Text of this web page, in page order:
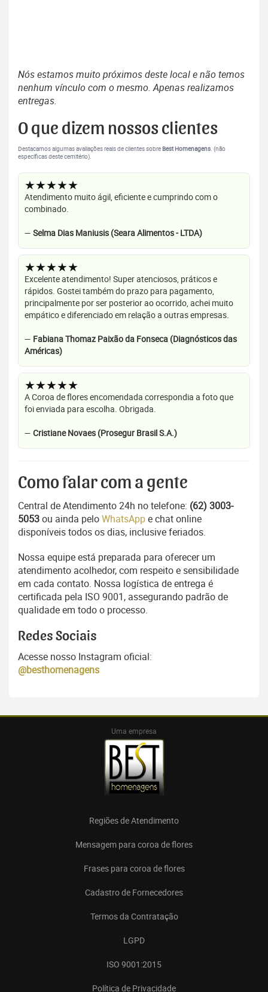
Nós estamos muito próximos deste local e não temos
nenhum vínculo com o mesmo. Apenas realizamos
entregas.
O que dizem nossos clientes
Destacamos algumas avaliações reais de clientes sobreBest Homenagens. (não
específicas deste cemitério).
★★★★★
Atendimento muito ágil, eficiente e cumprindo com o
combinado.
— Selma Dias Maniusis (Seara Alimentos - LTDA)
★★★★★
Excelente atendimento! Super atenciosos, práticos e
rápidos. Gostei também do prazo para pagamento,
principalmente por ser posterior ao ocorrido, achei muito
empático e diferenciado em relação a outras empresas.
— Fabiana Thomaz Paixão da Fonseca (Diagnósticos das
Américas)
★★★★★
A Coroa de flores encomendada correspondia a foto que
foi enviada para escolha. Obrigada.
— Cristiane Novaes (Prosegur Brasil S.A.)
Como falar com a gente
Central de Atendimento 24h no telefone: (62) 3003-
5053ou ainda peloWhatsAppe chat online
disponíveis todos os dias, inclusive feriados.
Nossa equipe está preparada para oferecer um
atendimento acolhedor, com respeito e sensibilidade
em cada contato. Nossa logística de entrega é
certificada pela ISO 9001, assegurando padrão de
qualidade em todo o processo.
Redes Sociais
Acesse nosso Instagram oficial:
@besthomenagens
Uma empresa
Regiões de Atendimento
Mensagem para coroa de flores
Frases para coroa de flores
Cadastro de Fornecedores
Termos da Contratação
LGPD
ISO 9001:2015
Política de Privacidade